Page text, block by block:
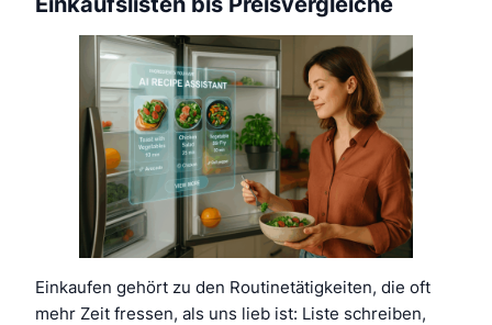
Einkaufen gehört zu den Routinetätigkeiten, die oft
mehr Zeit fressen, als uns lieb ist: Liste schreiben,